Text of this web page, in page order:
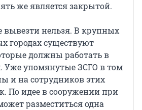
же является закрытой.
вывезти нельзя. В крупных
городах существуют
должны работать в
Уже упомянутые ЗСГО в том
и на сотрудников этих
По идее в сооружении при
разместиться одна